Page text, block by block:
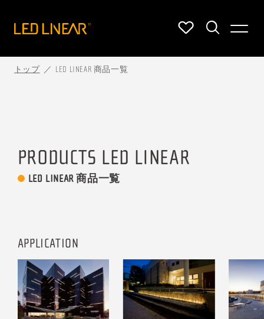
トップ LED LINEAR 商品一覧
PRODUCTS LED LINEAR
LED LINEAR 商品一覧
APPLICATION